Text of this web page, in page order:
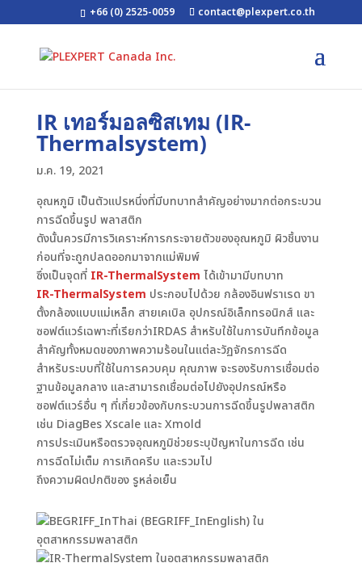
+66 (0) 2525-0059 contact@plexpert.co.th
IR เทอร์มอลซิสเทม (IR-
Thermalsystem)
ม.ค. 19, 2021
อุณหภูมิ เป็นตัวแปรหนึ่งที่มีบทบาทสำคัญอย่างมากต่อกระบวน
การฉีดขึ้นรูป พลาสติก
ดังนั้นควรมีการวิเคราะห์การกระจายตัวของอุณหภูมิ ผิวชิ้นงาน
ก่อนที่จะถูกปลดออกมาจากแม่พิมพ์
ซึ่งเป็นจุดที่ IR-ThermalSystem ได้เข้ามามีบทบาท
IR-ThermalSystem ประกอบไปด้วย กล้องอินฟราเรด ขา
ตั้งกล้องแบบแม่เหล็ก สายเคเบิล อุปกรณ์อิเล็กทรอนิกส์ และ
ซอฟต์แวร์เฉพาะที่เรียกว่าIRDAS สำหรับใช้ในการบันทึกข้อมูล
สำคัญทั้งหมดของภาพความร้อนในแต่ละวัฏจักรการฉีด
สำหรับระบบที่ใช้ในการควบคุม คุณภาพ จะรองรับการเชื่อมต่อ
ฐานข้อมูลกลาง และสามารถเชื่อมต่อไปยังอุปกรณ์หรือ
ซอฟต์แวร์อื่น ๆ ที่เกี่ยวข้องกับกระบวนการฉีดขึ้นรูปพลาสติก
เช่น DiagBes Xscale และ Xmold
การประเมินหรือตรวจอุณหภูมิช่วยระบุปัญหาในการฉีด เช่น
การฉีดไม่เต็ม การเกิดครีบ และรวมไป
ถึงความผิดปกติของ รูหล่อเย็น